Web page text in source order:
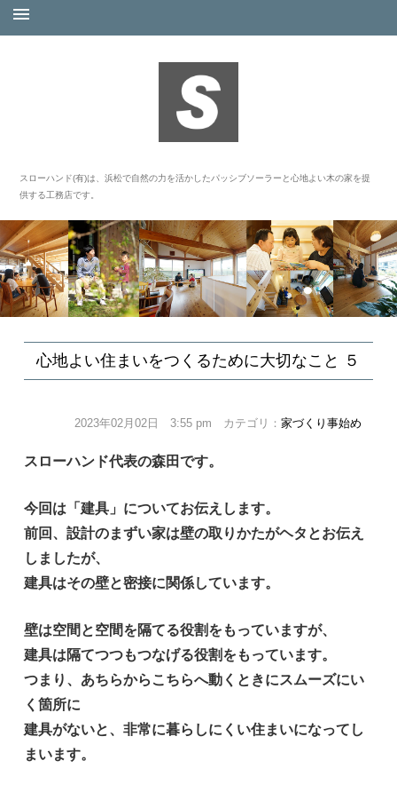
スローハンド(有)は、浜松で自然の力を活かしたパッシブソーラーと心地よい木の家を提
供する工務店です。
心地よい住まいをつくるために大切なこと ５
2023年02月02日 3:55 pm カテゴリ：家づくり事始め
スローハンド代表の森田です。
今回は「建具」についてお伝えします。
前回、設計のまずい家は壁の取りかたがヘタとお伝え
しましたが、
建具はその壁と密接に関係しています。
壁は空間と空間を隔てる役割をもっていますが、
建具は隔てつつもつなげる役割をもっています。
つまり、あちらからこちらへ動くときにスムーズにい
く箇所に
建具がないと、非常に暮らしにくい住まいになってし
まいます。